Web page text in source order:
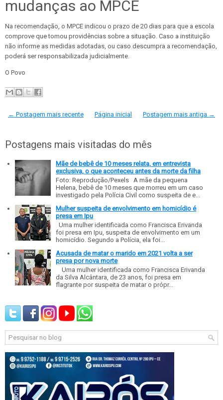
mudanças ao MPCE
Na recomendação, o MPCE indicou o prazo de 20 dias para que a escola
comprove que tomou providências sobre a situação. Caso a instituição
não informe as medidas adotadas, ou caso descumpra a recomendação,
poderá ser responsabilizada judicialmente.
O Povo
← Postagem mais recente Postagem mais antiga →
Página inicial
Postagens mais visitadas do mês
Mãe de bebê de 10 meses relata, em entrevista
exclusiva, o que aconteceu antes da morte da filha
Foto: Reprodução/Pexels A mãe da pequena
Helena, bebê de 10 meses que morreu em um caso
investigado pela Polícia Civil como suspeita de e...
Mulher suspeita de envolvimento em homicídio é
presa em Ipu
Uma mulher identificada como Francisca Erivanda
foi presa em Ipu, suspeita de envolvimento em um
homicídio. Segundo a Polícia, ela foi...
Acusada de matar o marido em 2021 volta a ser
presa por nova morte
Uma mulher identificada como Francisca Erivanda
da Silva Alcântara, de 23 anos, foi presa em
flagrante por suspeita de matar o própr...